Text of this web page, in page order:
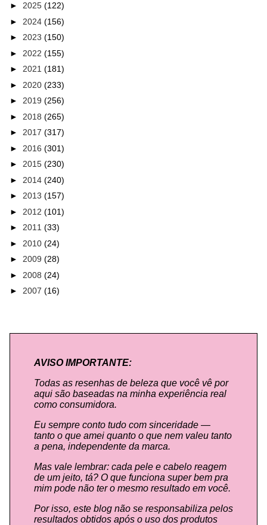
► 2025 (122)
► 2024 (156)
► 2023 (150)
► 2022 (155)
► 2021 (181)
► 2020 (233)
► 2019 (256)
► 2018 (265)
► 2017 (317)
► 2016 (301)
► 2015 (230)
► 2014 (240)
► 2013 (157)
► 2012 (101)
► 2011 (33)
► 2010 (24)
► 2009 (28)
► 2008 (24)
► 2007 (16)
AVISO IMPORTANTE:
Todas as resenhas de beleza que você vê por
aqui são baseadas na minha experiência real
como consumidora.
Eu sempre conto tudo com sinceridade —
tanto o que amei quanto o que nem valeu tanto
a pena, independente da marca.
Mas vale lembrar: cada pele e cabelo reagem
de um jeito, tá? O que funciona super bem pra
mim pode não ter o mesmo resultado em você.
Por isso, este blog não se responsabiliza pelos
resultados obtidos após o uso dos produtos